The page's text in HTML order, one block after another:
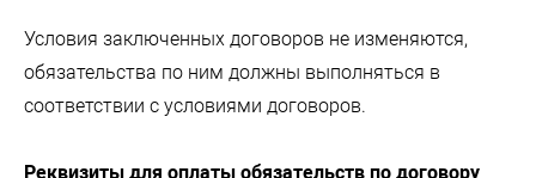
Условия заключенных договоров не изменяются,
обязательства по ним должны выполняться в
соответствии с условиями договоров.
Реквизиты для оплаты обязательств по договору